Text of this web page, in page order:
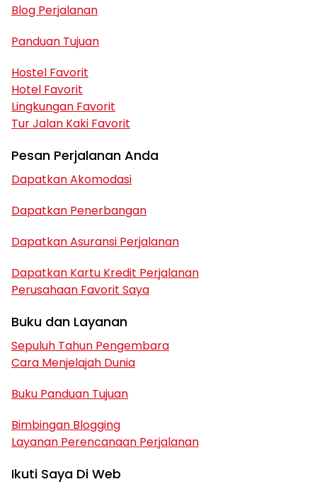
Blog Perjalanan
Panduan Tujuan
Hostel Favorit
Hotel Favorit
Lingkungan Favorit
Tur Jalan Kaki Favorit
Pesan Perjalanan Anda
Dapatkan Akomodasi
Dapatkan Penerbangan
Dapatkan Asuransi Perjalanan
Dapatkan Kartu Kredit Perjalanan
Perusahaan Favorit Saya
Buku dan Layanan
Sepuluh Tahun Pengembara
Cara Menjelajah Dunia
Buku Panduan Tujuan
Bimbingan Blogging
Layanan Perencanaan Perjalanan
Ikuti Saya Di Web